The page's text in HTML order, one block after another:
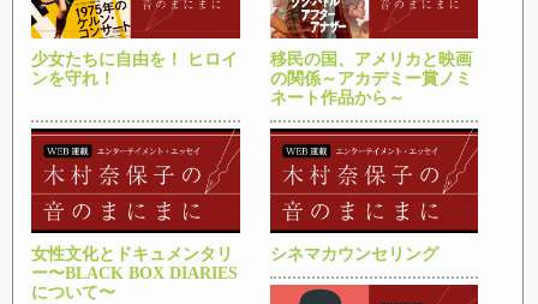
少女たちに自由を！ ヒロイ
ンを守れ！
移民の国、アメリカと映画
の関係～アカデミー賞ノミ
ネート作品から～
女性文化とドキュメンタリ
ー〜BLACK BOX DIARIES
について〜
シネマカウンセリング